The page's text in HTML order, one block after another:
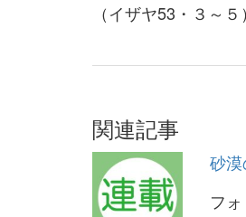
（イザヤ53・３～５）
関連記事
砂
フ